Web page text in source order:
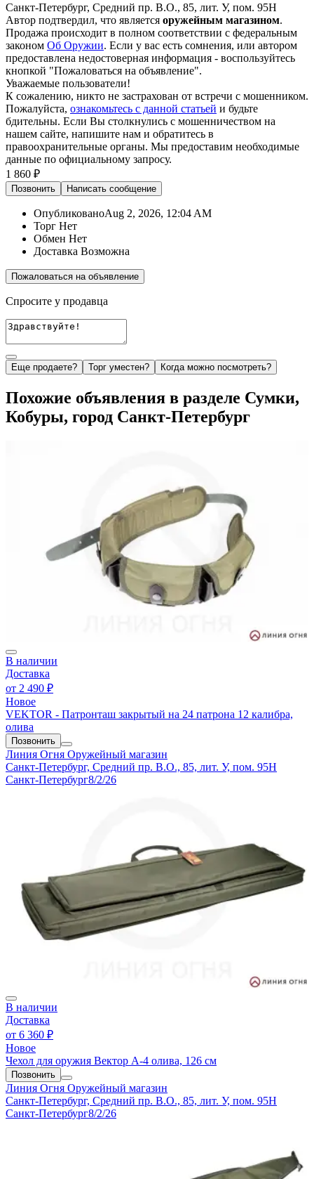
Санкт-Петербург, Средний пр. В.О., 85, лит. У, пом. 95Н
Автор подтвердил, что является оружейным магазином.
Продажа происходит в полном соответствии с федеральным
законом Об Оружии. Если у вас есть сомнения, или автором
предоставлена недостоверная информация - воспользуйтесь
кнопкой "Пожаловаться на объявление".
Уважаемые пользователи!
К сожалению, никто не застрахован от встречи с мошенником.
Пожалуйста, ознакомьтесь с данной статьей и будьте
бдительны. Если Вы столкнулись с мошенничеством на
нашем сайте, напишите нам и обратитесь в
правоохранительные органы. Мы предоставим необходимые
данные по официальному запросу.
1 860 ₽
Позвонить Написать сообщение
ОпубликованоAug 2, 2026, 12:04 AM
Торг Нет
Обмен Нет
Доставка Возможна
Пожаловаться на объявление
Спросите у продавца
Еще продаете? Торг уместен? Когда можно посмотреть?
Похожие объявления в разделе Сумки,
Кобуры, город Санкт-Петербург
В наличии
Доставка
от 2 490 ₽
Новое
VEKTOR - Патронташ закрытый на 24 патрона 12 калибра,
олива
Позвонить
Линия Огня Оружейный магазин
Санкт-Петербург, Средний пр. В.О., 85, лит. У, пом. 95Н
Санкт-Петербург8/2/26
В наличии
Доставка
от 6 360 ₽
Новое
Чехол для оружия Вектор А-4 олива, 126 см
Позвонить
Линия Огня Оружейный магазин
Санкт-Петербург, Средний пр. В.О., 85, лит. У, пом. 95Н
Санкт-Петербург8/2/26